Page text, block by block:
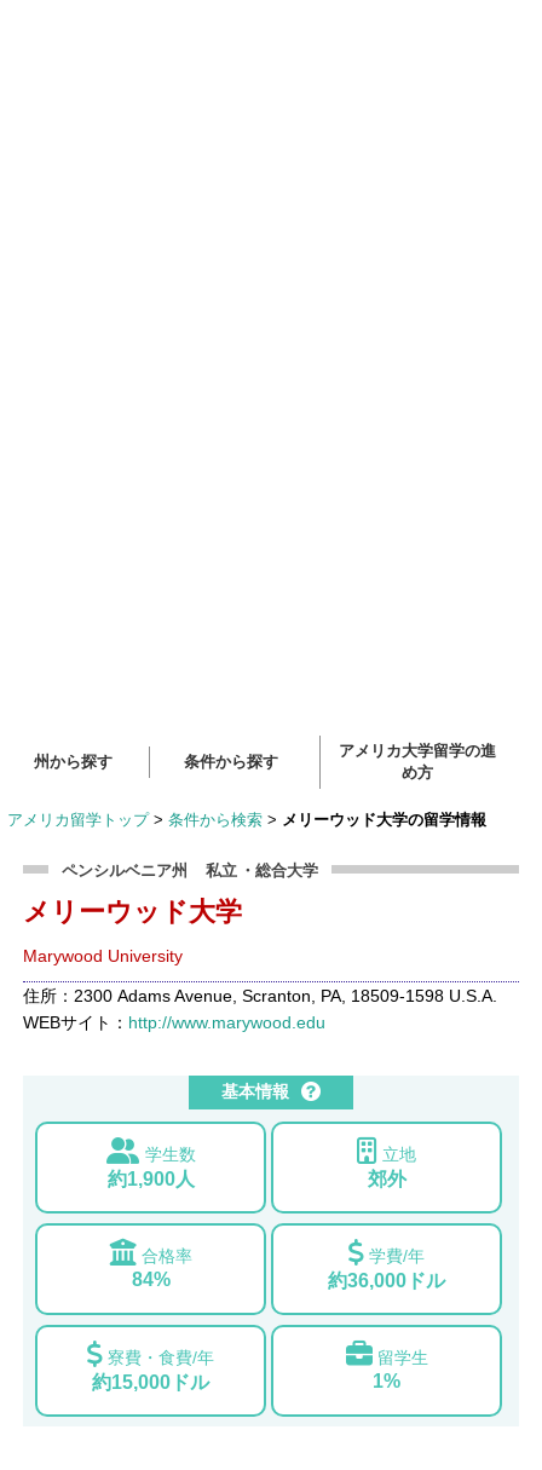
州から探す 条件から探す
アメリカ大学留学の進
め方
アメリカ留学トップ > 条件から検索 > メリーウッド大学の留学情報
ペンシルベニア州 私立 ・総合大学
メリーウッド大学
Marywood University
住所：2300 Adams Avenue, Scranton, PA, 18509-1598 U.S.A.
WEBサイト： http://www.marywood.edu
基本情報
学生数
約1,900人
立地
郊外
合格率
84%
学費/年
約36,000ドル
寮費・食費/年
約15,000ドル
留学生
1%